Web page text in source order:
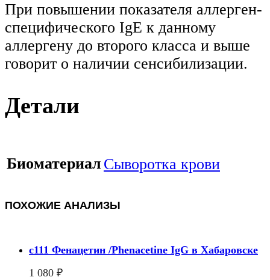
При повышении показателя аллерген-
специфического IgE к данному
аллергену до второго класса и выше
говорит о наличии сенсибилизации.
Детали
Биоматериал Сыворотка крови
ПОХОЖИЕ АНАЛИЗЫ
c111 Фенацетин /Phenacetine IgG в Хабаровске
1 080 ₽